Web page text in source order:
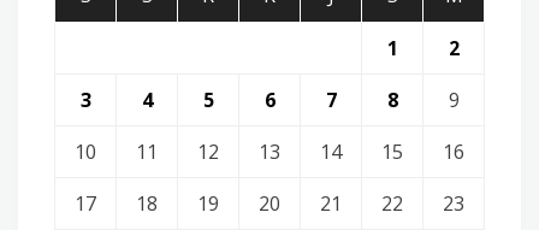
1
2
3
4 5 6 7 8
9
10
11 12 13 14 15
16
17
18 19 20 21 22
23